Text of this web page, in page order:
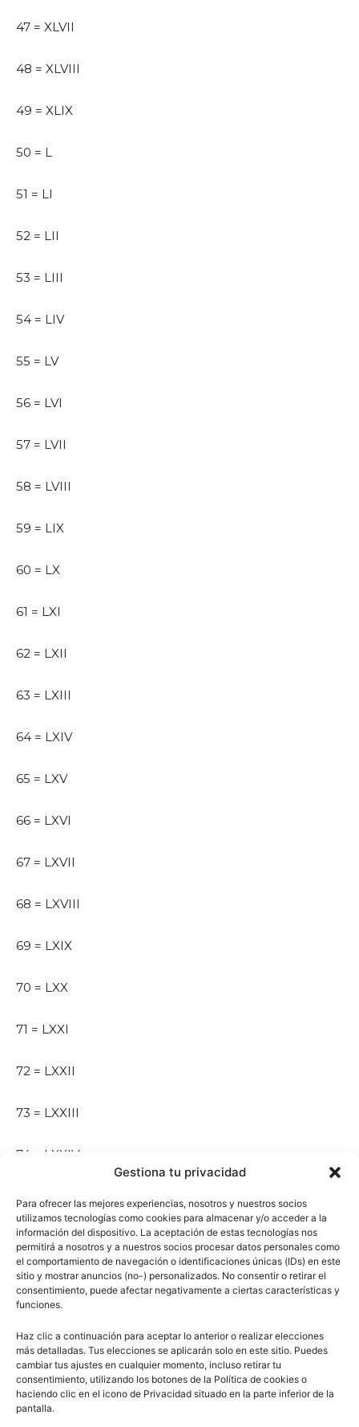
Gestiona tu privacidad
Para ofrecer las mejores experiencias, nosotros y nuestros socios
utilizamos tecnologías como cookies para almacenar y/o acceder a la
información del dispositivo. La aceptación de estas tecnologías nos
permitirá a nosotros y a nuestros socios procesar datos personales como
el comportamiento de navegación o identificaciones únicas (IDs) en este
sitio y mostrar anuncios (no-) personalizados. No consentir o retirar el
consentimiento, puede afectar negativamente a ciertas características y
funciones.
Haz clic a continuación para aceptar lo anterior o realizar elecciones
más detalladas. Tus elecciones se aplicarán solo en este sitio. Puedes
cambiar tus ajustes en cualquier momento, incluso retirar tu
consentimiento, utilizando los botones de la Política de cookies o
haciendo clic en el icono de Privacidad situado en la parte inferior de la
pantalla.
47 = XLVII
48 = XLVIII
49 = XLIX
50 = L
51 = LI
52 = LII
53 = LIII
54 = LIV
55 = LV
56 = LVI
57 = LVII
58 = LVIII
59 = LIX
60 = LX
61 = LXI
62 = LXII
63 = LXIII
64 = LXIV
65 = LXV
66 = LXVI
67 = LXVII
68 = LXVIII
69 = LXIX
70 = LXX
71 = LXXI
72 = LXXII
73 = LXXIII
74 = LXXIV
76 = LXXVI
77 = LXXVII
79 = LXXIX
80 = LXXX